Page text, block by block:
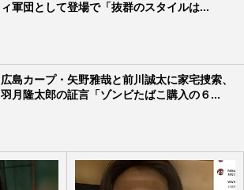
ィ軍団として登場で「抜群のスタイルは...
広島カープ・矢野雅哉と前川誠太に家宅捜索、
羽月隆太郎の証言「ゾンビたばこ購入の６...